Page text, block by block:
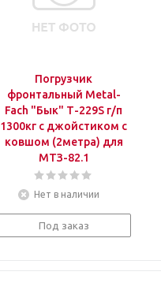
Погрузчик
фронтальный Metal-
Fach "Бык" Т-229S г/п
1300кг с джойстиком с
ковшом (2метра) для
МТЗ-82.1
Нет в наличии
Под заказ